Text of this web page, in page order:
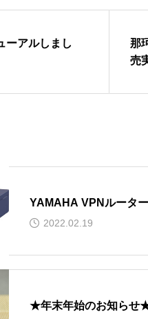
ーアルしまし
那
売
YAMAHA VPNルータ
2022.02.19
★年末年始のお知らせ